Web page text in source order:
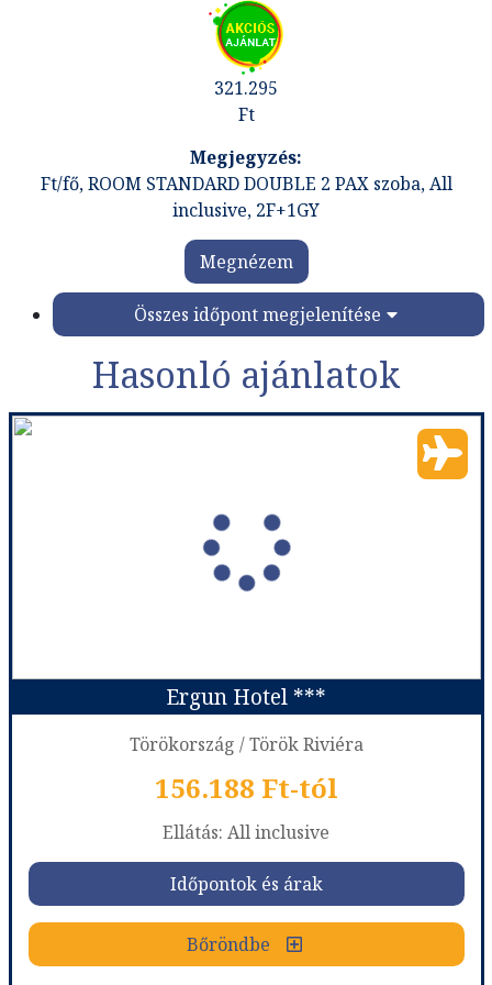
321.295
Ft
Ft/fő, ROOM STANDARD DOUBLE 2 PAX szoba, All
inclusive, 2F+1GY
Megnézem
Összes időpont megjelenítése
Hasonló ajánlatok
Ergun Hotel ***
Törökország / Török Riviéra
156.188 Ft-tól
Ellátás: All inclusive
Időpontok és árak
Bőröndbe